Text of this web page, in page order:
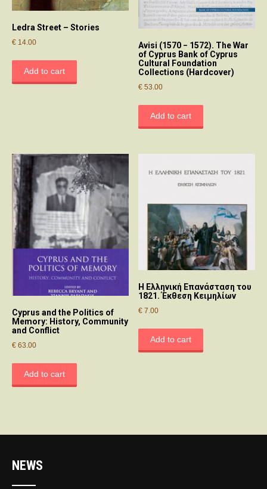
Ledra Street – Stories
€ 14.00
Add to cart
Avisi (1570 − 1572). The War
of Cyprus Bank of Cyprus
Cultural Foundation
Collections (Hardcover)
€ 53.00
Add to cart
Cyprus and the Politics of
Memory: History, Community
and Conflict
€ 63.00
Add to cart
Η Ελληνική Επανάσταση τoυ
1821. Έκθεση Κειμηλίων
€ 7.00
Add to cart
NEWS